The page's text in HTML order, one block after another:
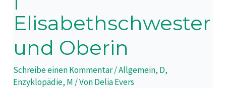
Elisabethschwester
und Oberin
Schreibe einen Kommentar/Allgemein, D,
Enzyklopädie, M / VonDelia Evers
Elisabethschwester
und
Oberin